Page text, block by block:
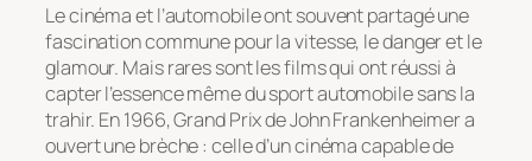
Le cinéma et l’automobile ont souvent partagé une
fascination commune pour la vitesse, le danger et le
glamour. Mais rares sont les films qui ont réussi à
capter l’essence même du sport automobile sans la
trahir. En 1966,Grand Prixde John Frankenheimer a
ouvert une brèche : celle d’un cinéma capable de